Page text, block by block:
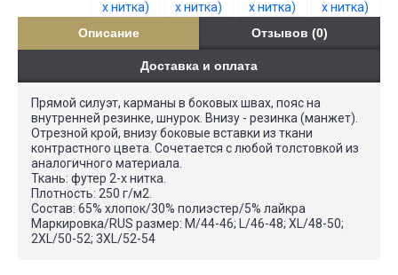
Описание Отзывов (0)
Доставка и оплата
Прямой силуэт, карманы в боковых швах, пояс на
внутренней резинке, шнурок. Внизу - резинка (манжет).
Отрезной крой, внизу боковые вставки из ткани
контрастного цвета. Сочетается с любой толстовкой из
аналогичного материала.
Ткань: футер 2-х нитка.
Плотность: 250 г/м2.
Состав: 65% хлопок/30% полиэстер/5% лайкра
Маркировка/RUS размер: M/44-46; L/46-48; XL/48-50;
2XL/50-52; 3XL/52-54